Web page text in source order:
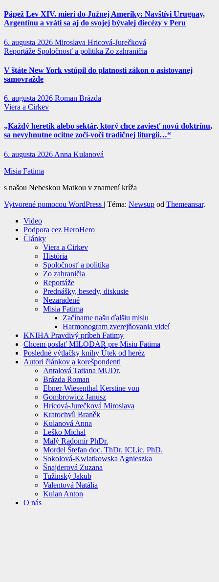
Pápež Lev XIV. mieri do Južnej Ameriky: Navštívi Uruguay,
Argentínu a vráti sa aj do svojej bývalej diecézy v Peru
6. augusta 2026 Miroslava Hricová-Jurečková
Reportáže Spoločnosť a politika Zo zahraničia
V štáte New York vstúpil do platnosti zákon o asistovanej
samovražde
6. augusta 2026 Roman Brázda
Viera a Cirkev
„Každý heretik alebo sektár, ktorý chce zaviesť novú doktrínu,
sa nevyhnutne ocitne zoči-voči tradičnej liturgii…“
6. augusta 2026 Anna Kulanová
Misia Fatima
s našou Nebeskou Matkou v znamení kríža
Vytvorené pomocou WordPress | Téma: Newsup od Themeansar.
Video
Podpora cez HeroHero
Články
Viera a Cirkev
História
Spoločnosť a politika
Zo zahraničia
Reportáže
Prednášky, besedy, diskusie
Nezaradené
Misia Fatima
Začíname našu ďalšiu misiu
Harmonogram zverejňovania videí
KNIHA Pravdivý príbeh Fatimy
Chcem poslať MILODAR pre Misiu Fatima
Posledné výtlačky knihy Útek od heréz
Autori článkov a korešpondenti
Antalová Tatiana MUDr.
Brázda Roman
Ebner-Wiesenthal Kerstine von
Gombrowicz Janusz
Hricová-Jurečková Miroslava
Kratochvíl Braněk
Kulanová Anna
Leško Michal
Malý Radomír PhDr.
Mordel Štefan doc. ThDr. ICLic. PhD.
Sokolová-Kwiatkowska Agnieszka
Šnajderová Zuzana
Tužinský Jakub
Valentová Natália
Kulan Anton
O nás